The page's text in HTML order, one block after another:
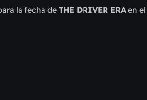
la fecha de THE DRIVER ERA en el